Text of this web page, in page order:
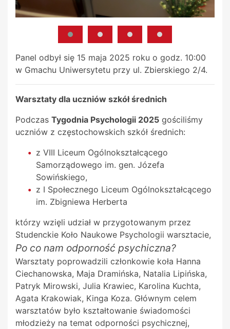
Panel odbył się 15 maja 2025 roku o godz. 10:00
w Gmachu Uniwersytetu przy ul. Zbierskiego 2/4.
Warsztaty dla uczniów szkół średnich
Podczas Tygodnia Psychologii 2025 gościliśmy
uczniów z częstochowskich szkół średnich:
z VIII Liceum Ogólnokształcącego
Samorządowego im. gen. Józefa
Sowińskiego,
z I Społecznego Liceum Ogólnokształcącego
im. Zbigniewa Herberta
którzy wzięli udział w przygotowanym przez
Studenckie Koło Naukowe Psychologii warsztacie,
Po co nam odporność psychiczna?
Warsztaty poprowadzili członkowie koła Hanna
Ciechanowska, Maja Dramińska, Natalia Lipińska,
Patryk Mirowski, Julia Krawiec, Karolina Kuchta,
Agata Krakowiak, Kinga Koza. Głównym celem
warsztatów było kształtowanie świadomości
młodzieży na temat odporności psychicznej,